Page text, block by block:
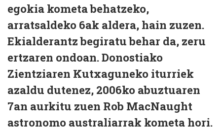
egokia kometa behatzeko,
arratsaldeko 6ak aldera, hain zuzen.
Ekialderantz begiratu behar da, zeru
ertzaren ondoan. Donostiako
Zientziaren Kutxaguneko iturriek
azaldu dutenez, 2006ko abuztuaren
7an aurkitu zuen Rob MacNaught
astronomo australiarrak kometa hori.